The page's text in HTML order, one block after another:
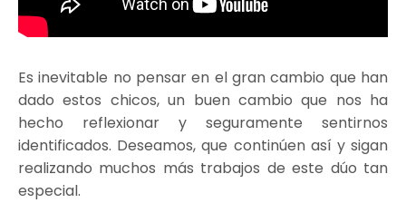
Es inevitable no pensar en el gran cambio que han
dado estos chicos, un buen cambio que nos ha
hecho reflexionar y seguramente sentirnos
identificados. Deseamos, que continúen así y sigan
realizando muchos más trabajos de este dúo tan
especial.